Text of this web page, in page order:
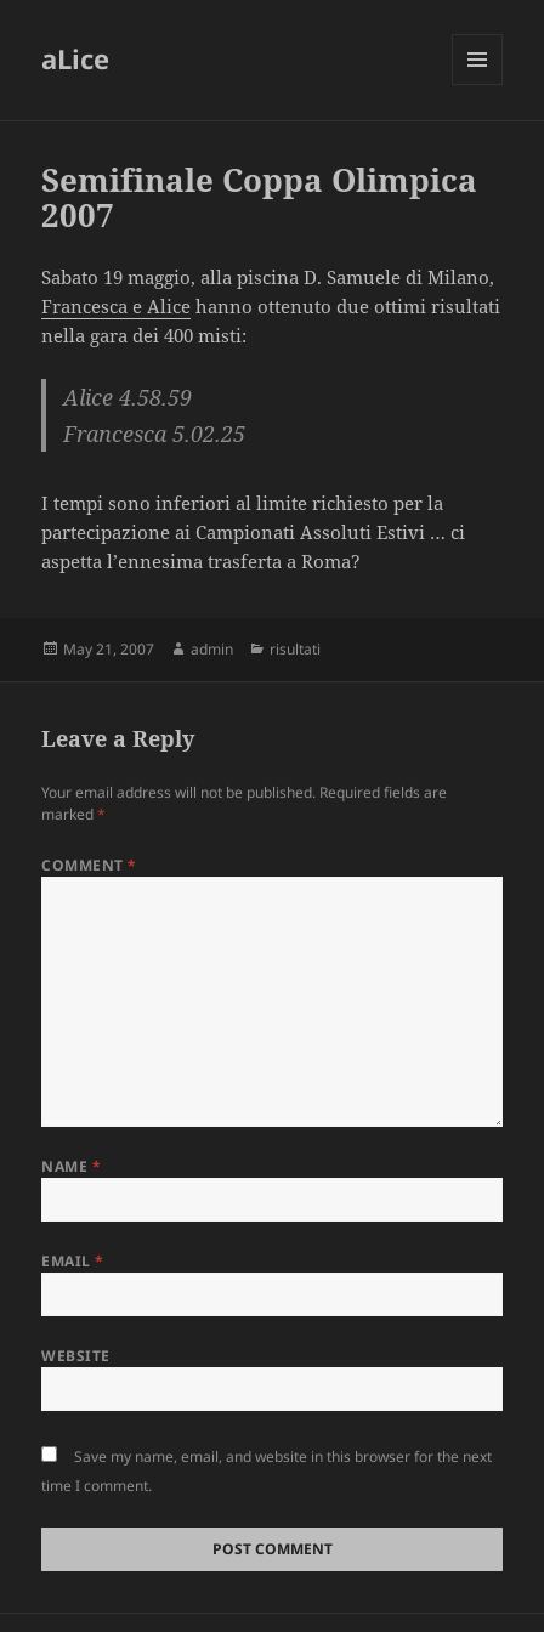
aLice
Semifinale Coppa Olimpica
2007
Sabato 19 maggio, alla piscina D. Samuele di Milano,
Francesca e Alice hanno ottenuto due ottimi risultati
nella gara dei 400 misti:
Alice 4.58.59
Francesca 5.02.25
I tempi sono inferiori al limite richiesto per la
partecipazione ai Campionati Assoluti Estivi … ci
aspetta l’ennesima trasferta a Roma?
Posted
May 21, 2007 Author
admin Categories
risultati
Leave a Reply
Your email address will not be published. Required fields are
marked*
COMMENT*
NAME *
EMAIL*
WEBSITE
Save my name, email, and website in this browser for the next
time I comment.